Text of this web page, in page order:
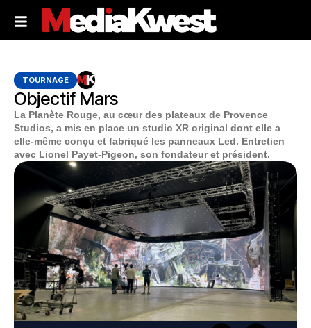
TOURNAGE
Objectif Mars
La Planète Rouge, au cœur des plateaux de Provence
Studios, a mis en place un studio XR original dont elle a
elle-même conçu et fabriqué les panneaux Led. Entretien
avec Lionel Payet-Pigeon, son fondateur et président.